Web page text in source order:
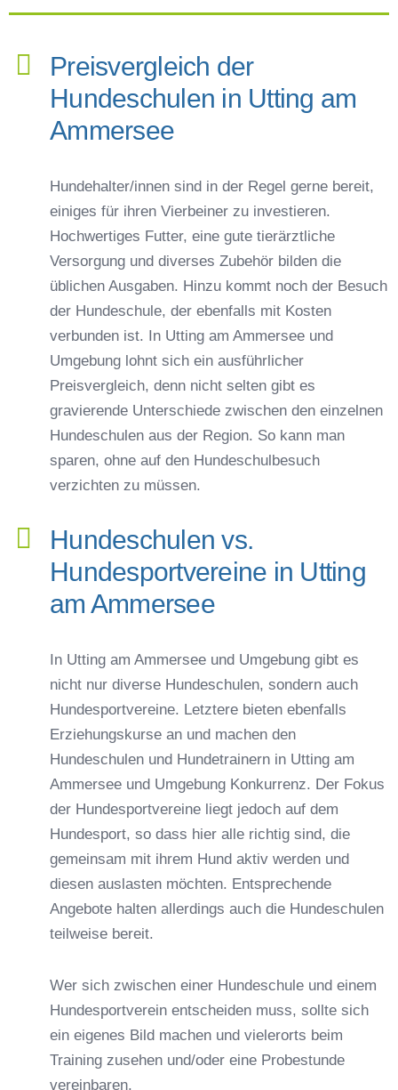
Preisvergleich der
Hundeschulen in Utting am
Ammersee
Hundehalter/innen sind in der Regel gerne bereit,
einiges für ihren Vierbeiner zu investieren.
Hochwertiges Futter, eine gute tierärztliche
Versorgung und diverses Zubehör bilden die
üblichen Ausgaben. Hinzu kommt noch der Besuch
der Hundeschule, der ebenfalls mit Kosten
verbunden ist. In Utting am Ammersee und
Umgebung lohnt sich ein ausführlicher
Preisvergleich, denn nicht selten gibt es
gravierende Unterschiede zwischen den einzelnen
Hundeschulen aus der Region. So kann man
sparen, ohne auf den Hundeschulbesuch
verzichten zu müssen.
Hundeschulen vs.
Hundesportvereine in Utting
am Ammersee
In Utting am Ammersee und Umgebung gibt es
nicht nur diverse Hundeschulen, sondern auch
Hundesportvereine. Letztere bieten ebenfalls
Erziehungskurse an und machen den
Hundeschulen und Hundetrainern in Utting am
Ammersee und Umgebung Konkurrenz. Der Fokus
der Hundesportvereine liegt jedoch auf dem
Hundesport, so dass hier alle richtig sind, die
gemeinsam mit ihrem Hund aktiv werden und
diesen auslasten möchten. Entsprechende
Angebote halten allerdings auch die Hundeschulen
teilweise bereit.
Wer sich zwischen einer Hundeschule und einem
Hundesportverein entscheiden muss, sollte sich
ein eigenes Bild machen und vielerorts beim
Training zusehen und/oder eine Probestunde
vereinbaren.